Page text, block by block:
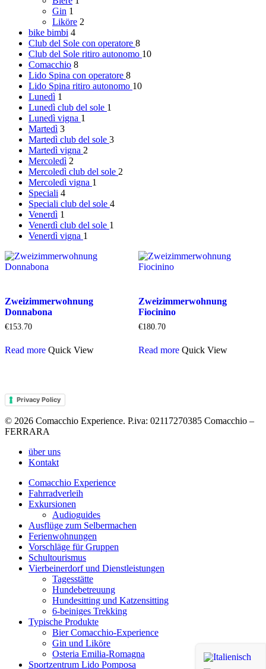
Gin 1
Liköre 2
bike bimbi 4
Club del Sole con operatore 8
Club del Sole ritiro autonomo 10
Comacchio 8
Lido Spina con operatore 8
Lido Spina ritiro autonomo 10
Lunedì 1
Lunedì club del sole 1
Lunedì vigna 1
Martedì 3
Martedì club del sole 3
Martedì vigna 2
Mercoledì 2
Mercoledì club del sole 2
Mercoledì vigna 1
Speciali 4
Speciali club del sole 4
Venerdì 1
Venerdì club del sole 1
Venerdì vigna 1
Zweizimmerwohnung
Donnabona
€153.70
Read more Quick View
Zweizimmerwohnung
Fiocinino
€180.70
Read more Quick View
Privacy Policy
© 2026 Comacchio Experience. P.iva: 02117270385 Comacchio –
FERRARA
Close
Menu
über uns
Kontakt
Comacchio Experience
Fahrradverleih
Exkursionen
Audioguides
Ausflüge zum Selbermachen
Ferienwohnungen
Vorschläge für Gruppen
Schultourismus
Vierbeinerdorf und Dienstleistungen
Tagesstätte
Hundebetreuung
Hundesitting und Katzensitting
6-beiniges Trekking
Typische Produkte
Bier Comacchio-Experience
Gin und Liköre
Osteria Emilia-Romagna
Sportzentrum Lido Pomposa